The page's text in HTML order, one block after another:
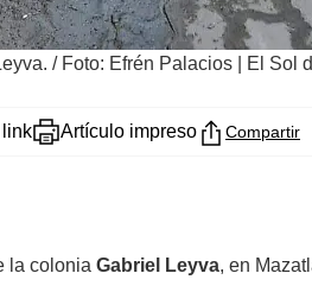
/ Foto: Efrén Palacios | El Sol
Artículo impreso Compartir
la colonia Gabriel Leyva, en